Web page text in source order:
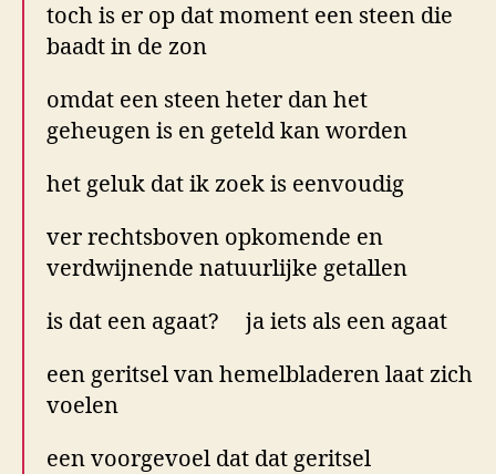
toch is er op dat moment een steen die
baadt in de zon
omdat een steen heter dan het
geheugen is en geteld kan worden
het geluk dat ik zoek is eenvoudig
ver rechtsboven opkomende en
verdwijnende natuurlijke getallen
is dat een agaat? ja iets als een agaat
een geritsel van hemelbladeren laat zich
voelen
een voorgevoel dat dat geritsel